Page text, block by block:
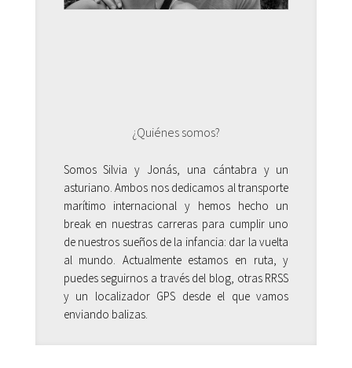
¿Quiénes somos?
Somos Silvia y Jonás, una cántabra y un
asturiano. Ambos nos dedicamos al transporte
marítimo internacional y hemos hecho un
break en nuestras carreras para cumplir uno
de nuestros sueños de la infancia: dar la vuelta
al mundo. Actualmente estamos en ruta, y
puedes seguirnos a través del blog, otras RRSS
y un localizador GPS desde el que vamos
enviando balizas.